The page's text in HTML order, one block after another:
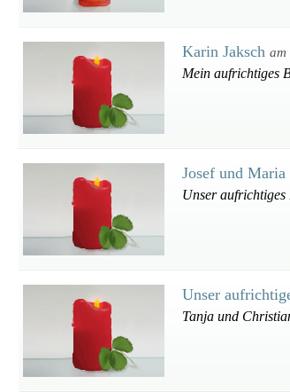
Karin Jaksch am
Mein aufrichtiges
Josef und
Unser aufrichtiges
Unser
Tanja und